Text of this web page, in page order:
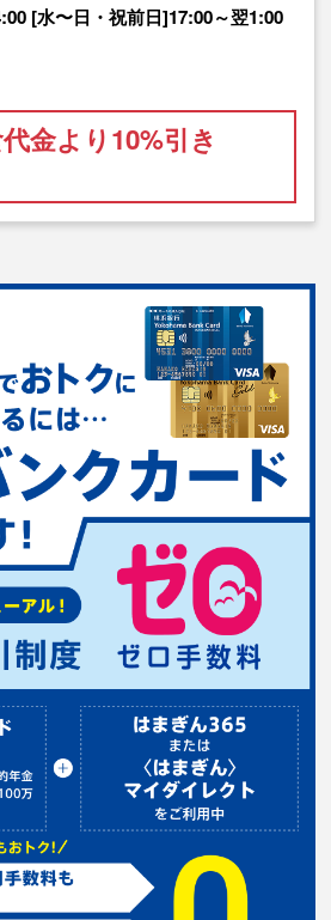
[水〜日・祝前日]17:00～翌1:00
金より10%引き